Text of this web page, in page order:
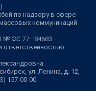
по надзору в сфере
коммуникаций
№ ФС 77—84683
ответственностью
ул. Ленина, д. 12,
157-00-00